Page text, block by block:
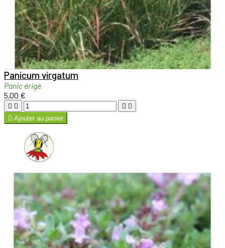
Aperçu rapide 
Panicum virgatum
Panic érigé
5,00 €
   
 Ajouter au panier